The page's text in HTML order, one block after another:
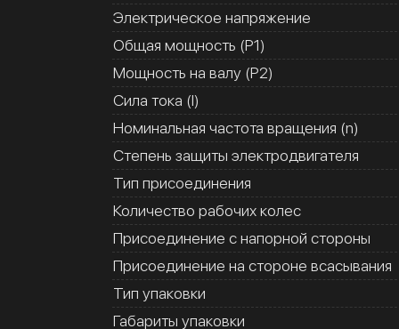
Электрическое напряжение
Общая мощность (Р1)
Мощность на валу (Р2)
Сила тока (I)
Номинальная частота вращения (n)
Степень защиты электродвигателя
Тип присоединения
Количество рабочих колес
Присоединение с напорной стороны
Присоединение на стороне всасывания
Тип упаковки
Габариты упаковки